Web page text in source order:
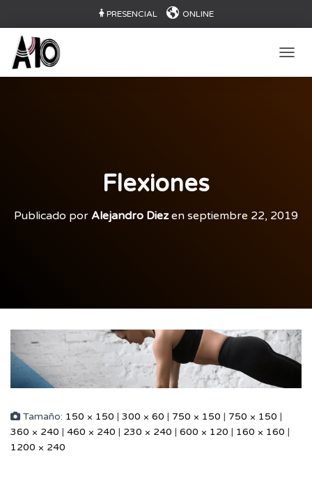
PRESENCIAL ONLINE
Flexiones
Publicado por Alejandro Diezen septiembre 22, 2019
Tamaño: 150 × 150 | 300 × 60 | 750 × 150 | 750 × 150 |
360 × 240 | 460 × 240 | 230 × 240 | 600 × 120 | 160 × 160 |
1200 × 240